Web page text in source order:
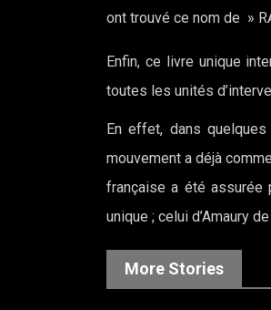
ont trouvé ce nom de »
Enfin, ce livre unique
toutes les unités
En effet, dans
mouvement a déjà
française a été assurée
unique ; celui d’Amaury
More Stories